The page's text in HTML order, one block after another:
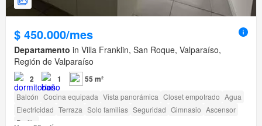
$ 450.000/mes
Departamento in Villa Franklin, San Roque, Valparaíso,
Región de Valparaíso
2 1 55 m²
Balcón Cocina equipada Vista panorámica Closet empotrado Agua
Electricidad Terraza Solo familias Seguridad Gimnasio Ascensor
Parilla